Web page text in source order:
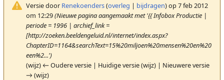
Versie door Renekoenders(overleg | bijdragen)op 7 feb 2012
om 12:29(Nieuwe pagina aangemaakt met '{{ Infobox Productie |
periode = 1996 | archief_link =
[http://zoeken.beeldengeluid.nl/internet/index.aspx?
ChapterID=1164&searchText=15%20miljoen%20mensen%20en%20
een%2...')
(wijz) ← Oudere versie | Huidige versie (wijz) | Nieuwere versie
→ (wijz)